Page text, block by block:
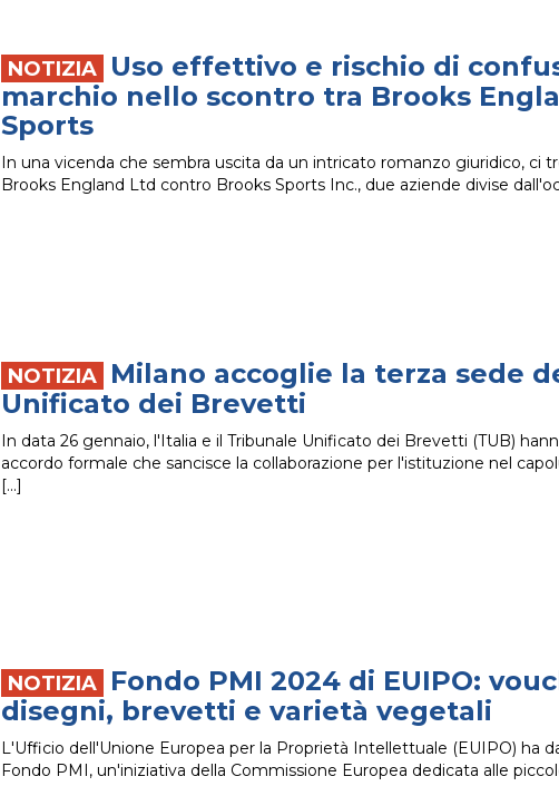
Uso effettivo e rischio di
marchio nello scontro tra Brooks
Sports
In una vicenda che sembra uscita da un intricato romanzo giuridico, ci
Brooks England Ltd contro Brooks Sports Inc., due aziende divise
Milano accoglie la terza sede
Unificato dei Brevetti
In data 26 gennaio, l'Italia e il Tribunale Unificato dei Brevetti (TUB)
accordo formale che sancisce la collaborazione per l'istituzione nel
Fondo PMI 2024 di EUIPO:
disegni, brevetti e varietà vegetali
L'Ufficio dell'Unione Europea per la Proprietà Intellettuale (EUIPO) ha
Fondo PMI, un'iniziativa della Commissione Europea dedicata alle